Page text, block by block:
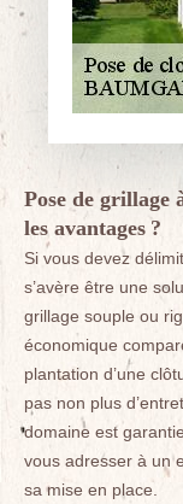
Pose de grillage
les avantages ?
Si vous devez
s’avère être une
grillage souple ou
économique
plantation d’une
pas non plus
domaine est
vous adresser à un
sa mise en place.